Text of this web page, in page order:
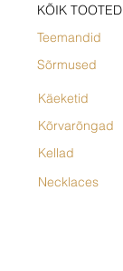
KÕIK TOOTED
Teemandid
Sõrmused
Käeketid
Kõrvarõngad
Kellad
Necklaces